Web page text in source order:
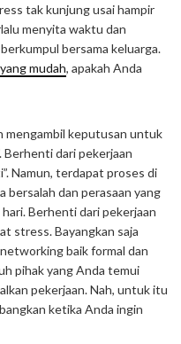
tak kunjung usai hampir
menyita waktu dan
bersama keluarga.
mudah, apakah Anda
mengambil keputusan untuk
Berhenti dari pekerjaan
Namun, terdapat proses di
bersalah dan perasaan yang
Berhenti dari pekerjaan
stress. Bayangkan saja
baik formal dan
pihak yang Anda temui
pekerjaan. Nah, untuk itu
ketika Anda ingin